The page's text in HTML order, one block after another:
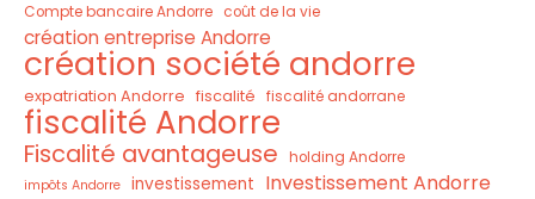
Compte bancaire Andorre coût de la vie
création entreprise Andorre
création société andorre
expatriation Andorre fiscalité fiscalité andorrane
fiscalité Andorre
Fiscalité avantageuse holding Andorre
impôts Andorre investissement Investissement Andorre